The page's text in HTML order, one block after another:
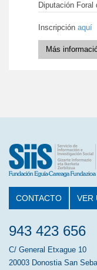
Diputación
Inscripción aquí
Más
CONTACTO VER
943 423 656
C/ General Etxague 10
20003 Donostia San